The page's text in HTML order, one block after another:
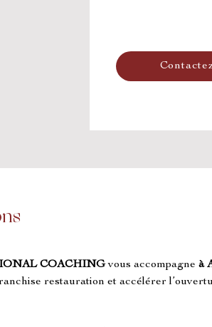
COACHING vous accompagne à
restauration et accélérer